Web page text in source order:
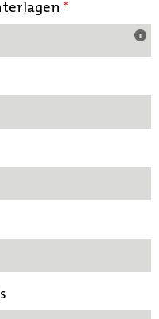
*